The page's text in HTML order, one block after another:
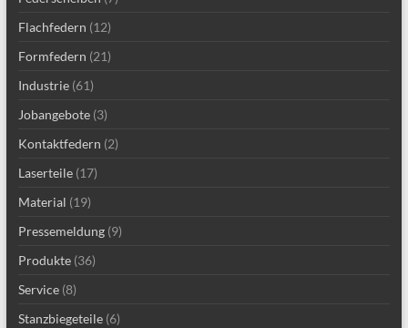
Flachfedern (12)
Formfedern (21)
Industrie(61)
Jobangebote(3)
Kontaktfedern (2)
Laserteile(17)
Material (19)
Pressemeldung(9)
Produkte(36)
Service(8)
Stanzbiegeteile(6)